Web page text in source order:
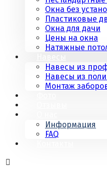
Окна без
Пластиковые
Окна для дачи
Цены на окна
Натяжные
Навесы из
Навесы из
Монтаж
Информация
FAQ